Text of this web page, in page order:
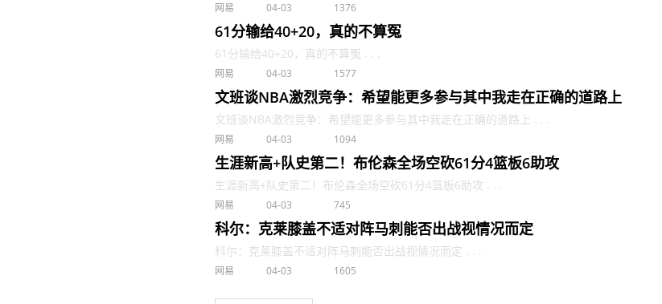
网易 04-03 1376
61分输给40+20，真的不算冤
61分输给40+20，真的不算冤 . . .
网易 04-03 1577
文班谈NBA激烈竞争：希望能更多参与其中我走在正确的道路上
文班谈NBA激烈竞争：希望能更多参与其中我走在正确的道路上 . . .
网易 04-03 1094
生涯新高+队史第二！布伦森全场空砍61分4篮板6助攻
生涯新高+队史第二！布伦森全场空砍61分4篮板6助攻 . . .
网易 04-03 745
科尔：克莱膝盖不适对阵马刺能否出战视情况而定
科尔：克莱膝盖不适对阵马刺能否出战视情况而定 . . .
网易 04-03 1605